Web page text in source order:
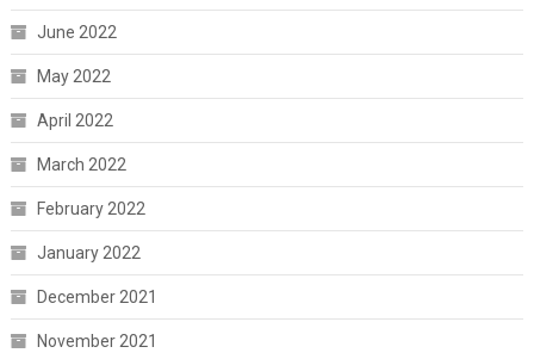
June 2022
May 2022
April 2022
March 2022
February 2022
January 2022
December 2021
November 2021